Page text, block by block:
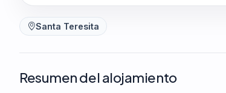
Santa Teresita
Resumen del alojamiento